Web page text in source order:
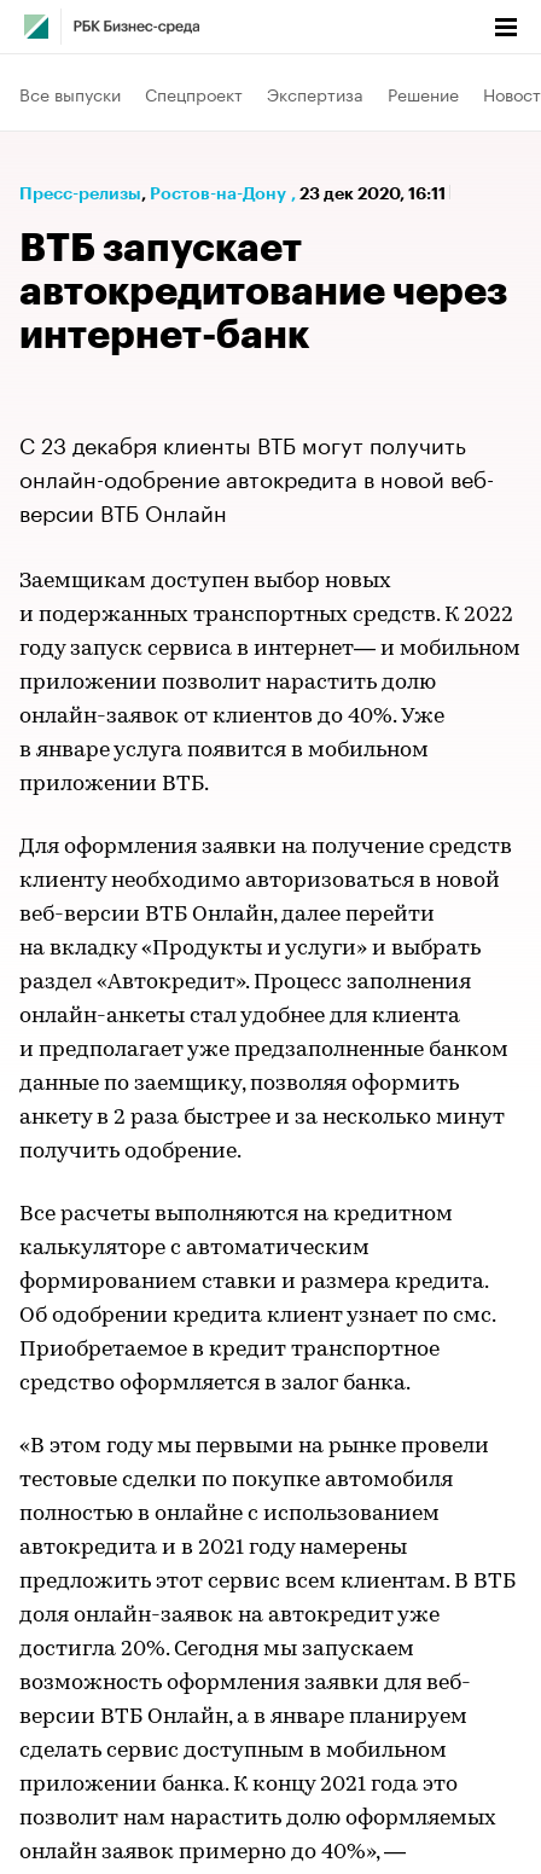
Все выпуски Спецпроект Экспертиза Решение
Пресс-релизы⁠, Ростов-на-Дону , 23 дек 2020, 16:11
ВТБ запускает
автокредитование через
интернет-банк
С 23 декабря клиенты ВТБ могут получить
онлайн-одобрение автокредита в новой веб-
версии ВТБ Онлайн
Заемщикам доступен выбор новых
и подержанных транспортных средств. К 2022
году запуск сервиса в интернет— и мобильном
приложении позволит нарастить долю
онлайн-заявок от клиентов до 40%. Уже
в январе услуга появится в мобильном
приложении ВТБ.
Для оформления заявки на получение средств
клиенту необходимо авторизоваться в новой
веб-версии ВТБ Онлайн, далее перейти
на вкладку «Продукты и услуги» и выбрать
раздел «Автокредит». Процесс заполнения
онлайн-анкеты стал удобнее для клиента
и предполагает уже предзаполненные банком
данные по заемщику, позволяя оформить
анкету в 2 раза быстрее и за несколько минут
получить одобрение.
Все расчеты выполняются на кредитном
калькуляторе с автоматическим
формированием ставки и размера кредита.
Об одобрении кредита клиент узнает по смс.
Приобретаемое в кредит транспортное
средство оформляется в залог банка.
«В этом году мы первыми на рынке провели
тестовые сделки по покупке автомобиля
полностью в онлайне с использованием
автокредита и в 2021 году намерены
предложить этот сервис всем клиентам. В ВТБ
доля онлайн-заявок на автокредит уже
достигла 20%. Сегодня мы запускаем
возможность оформления заявки для веб-
версии ВТБ Онлайн, а в январе планируем
сделать сервис доступным в мобильном
приложении банка. К концу 2021 года это
позволит нам нарастить долю оформляемых
онлайн заявок примерно до 40%», —